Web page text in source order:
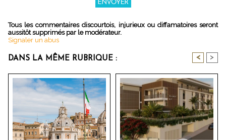
Tous les commentaires discourtois, injurieux ou diffamatoires seront
aussitôt supprimés par le modérateur.
Signaler un abus
DANS LA MÊME RUBRIQUE : < >